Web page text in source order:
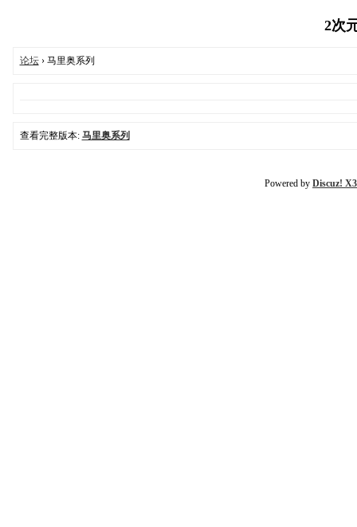
2次
论坛› 马里奥系列
查看完整版本: 马里奥系列
Powered by Discuz!